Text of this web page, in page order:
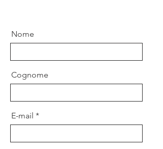
Nome
Cognome
E-mail